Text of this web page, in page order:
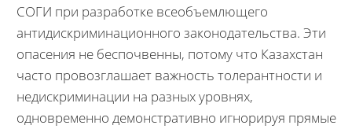
СОГИ при разработке всеобъемлющего
антидискриминационного законодательства. Эти
опасения не беспочвенны, потому что Казахстан
часто провозглашает важность толерантности и
недискриминации на разных уровнях,
одновременно демонстративно игнорируя прямые